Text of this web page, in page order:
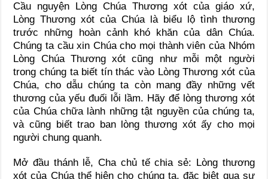
Cầu nguyện Lòng Chúa Thương xót của giáo xứ,
Lòng Thương xót của Chúa là biểu lộ tình thương
trước những hoàn cảnh khó khăn của dân Chúa.
Chúng ta cầu xin Chúa cho mọi thành viên của Nhóm
Lòng Chúa Thương xót cũng như mỗi một người
trong chúng ta biết tín thác vào Lòng Thương xót của
Chúa, cho dẫu chúng ta còn mang đầy những vết
thương của yếu đuối lỗi lầm. Hãy để lòng thương xót
của Chúa chữa lành những tật nguyền của chúng ta,
và cũng biết trao ban lòng thương xót ấy cho mọi
người chung quanh.
Mở đầu thánh lễ, Cha chủ tế chia sẻ: Lòng thương
xót của Chúa thể hiện cho chúng ta, đặc biệt qua sự